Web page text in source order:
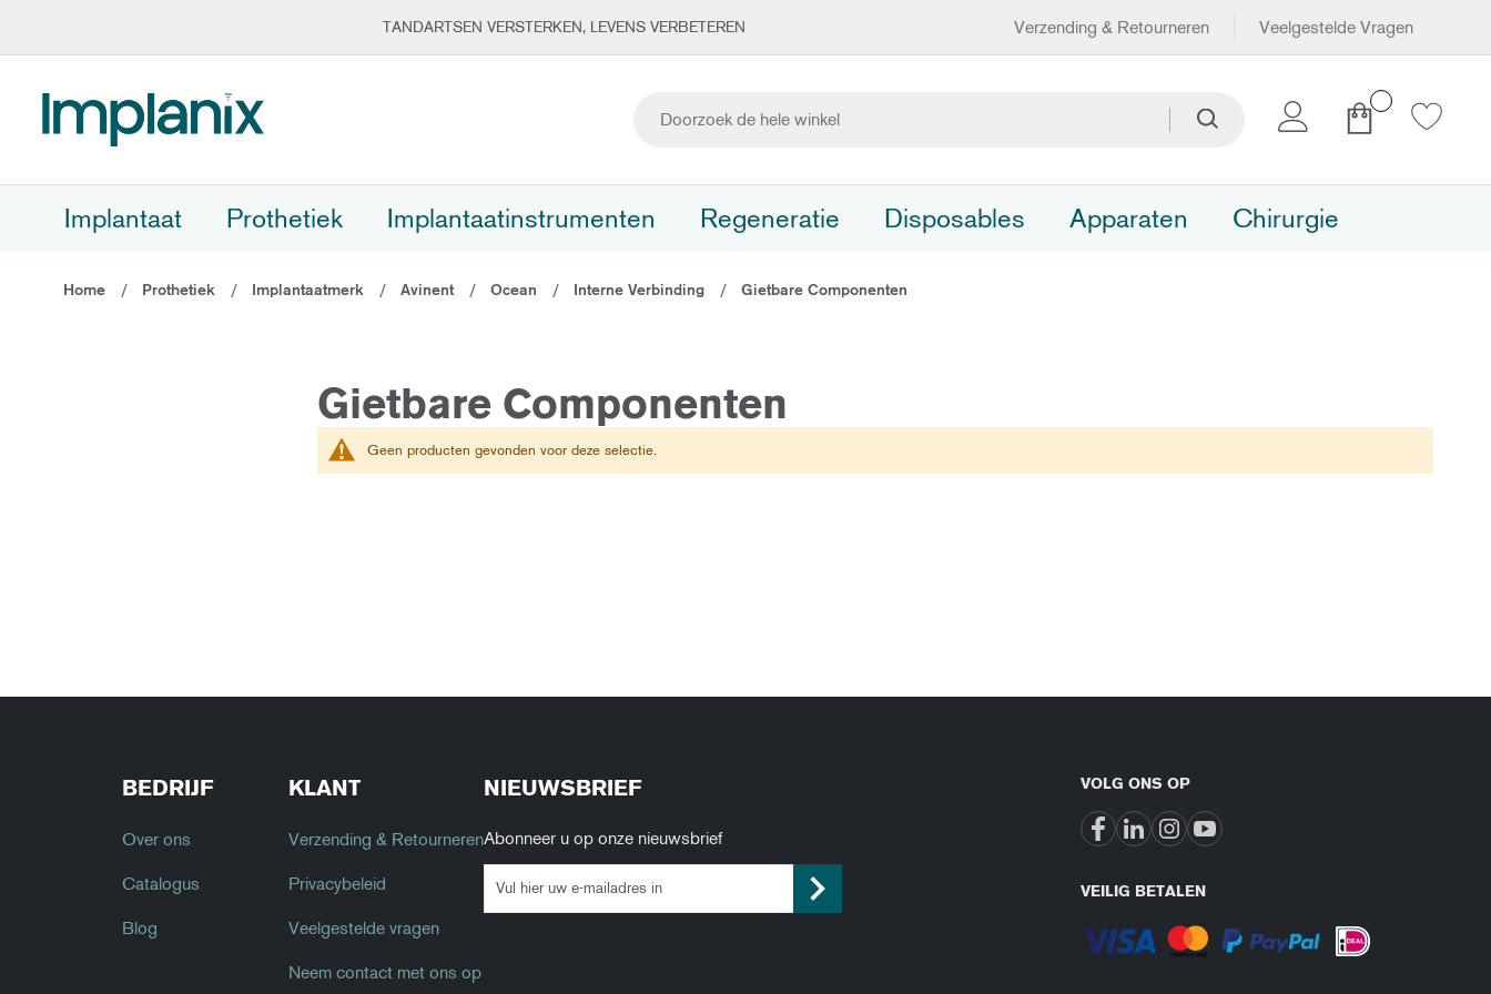
naar
inhoud
TANDARTSEN VERSTERKEN, LEVENS VERBETEREN Verzending & Retourneren Veelgestelde Vragen
Winkelwagen
Implantaat Prothetiek Implantaatinstrumenten Regeneratie Disposables Apparaten Chirurgie
Home Prothetiek Implantaatmerk Avinent Ocean Interne Verbinding Gietbare Componenten
Gietbare Componenten
Geen producten gevonden voor deze selectie.
BEDRIJF
Over ons
Catalogus
Blog
KLANT
Verzending & Retourneren
Privacybeleid
Veelgestelde vragen
Neem contact met ons op
NIEUWSBRIEF
Abonneer u op onze nieuwsbrief
VOLG ONS OP
VEILIG BETALEN